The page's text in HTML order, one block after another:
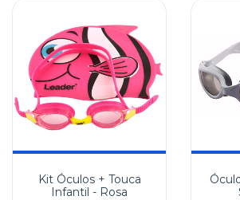
Kit Óculos + Touca
Infantil - Rosa